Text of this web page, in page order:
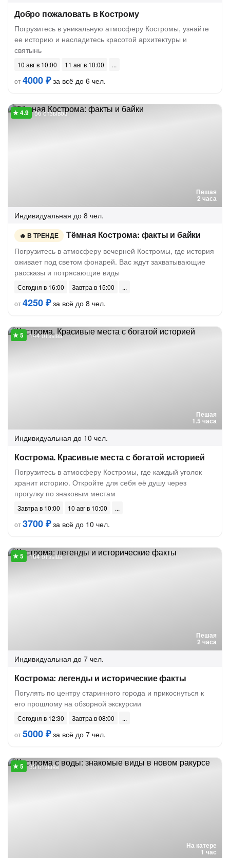
Добро пожаловать в Кострому
Погрузитесь в уникальную атмосферу Костромы, узнайте
ее историю и насладитесь красотой архитектуры и
святынь
10 авг в 10:00
11 авг в 10:00
от4000 ₽за всё до 6 чел.
Пешая
2 часа
56 отзывов
Индивидуальная до 8 чел.
В ТРЕНДЕ Тёмная Кострома: факты и байки
Погрузитесь в атмосферу вечерней Костромы, где история
оживает под светом фонарей. Вас ждут захватывающие
рассказы и потрясающие виды
Сегодня в 16:00
Завтра в 15:00
от4250 ₽за всё до 8 чел.
Пешая
1.5 часа
144 отзыва
Индивидуальная до 10 чел.
Кострома. Красивые места с богатой историей
Погрузитесь в атмосферу Костромы, где каждый уголок
хранит историю. Откройте для себя её душу через
прогулку по знаковым местам
Завтра в 10:00
10 авг в 10:00
от3700 ₽за всё до 10 чел.
Пешая
2 часа
164 отзыва
Индивидуальная до 7 чел.
Кострома: легенды и исторические факты
Погулять по центру старинного города и прикоснуться к
его прошлому на обзорной экскурсии
Сегодня в 12:30
Завтра в 08:00
от5000 ₽за всё до 7 чел.
На катере
1 час
33 отзыва